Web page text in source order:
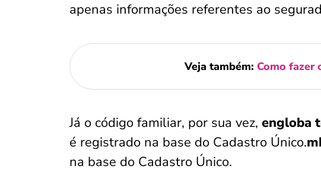
apenas informações referentes ao
Veja também: Como fazer
Já o código familiar, por sua vez, engloba
é registrado na base do Cadastro Único.
na base do Cadastro Único.